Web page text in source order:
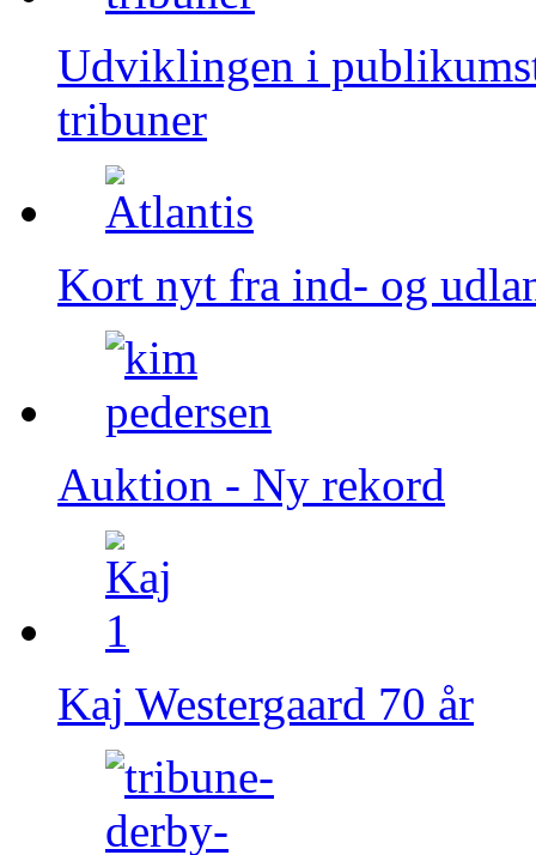
Udviklingen i
tribuner
Kort nyt fra ind- og
Auktion - Ny rekord
Kaj Westergaard 70 år